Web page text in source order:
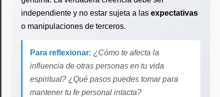
independiente y no estar sujeta a las expectativas
o manipulaciones de terceros.
Para reflexionar: ¿Cómo te afecta la
influencia de otras personas en tu vida
espiritual? ¿Qué pasos puedes tomar para
mantener tu fe personal intacta?